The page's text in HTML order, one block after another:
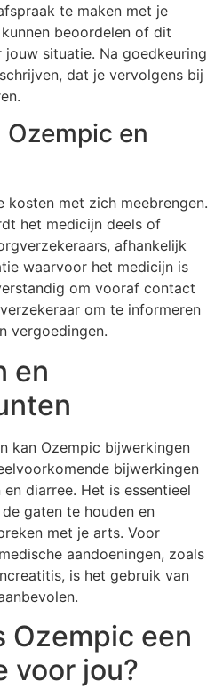
te maken met je
beoordelen of dit
situatie. Na goedkeuring
dat je vervolgens bij
en
kosten met zich meebrengen.
het medicijn deels of
afhankelijk
waarvoor het medicijn is
om vooraf contact
om te informeren
vergoedingen.
en
kan Ozempic bijwerkingen
bijwerkingen
diarree. Het is essentieel
gaten te houden en
met je arts. Voor
aandoeningen, zoals
is het gebruik van
Ozempic een
voor jou?